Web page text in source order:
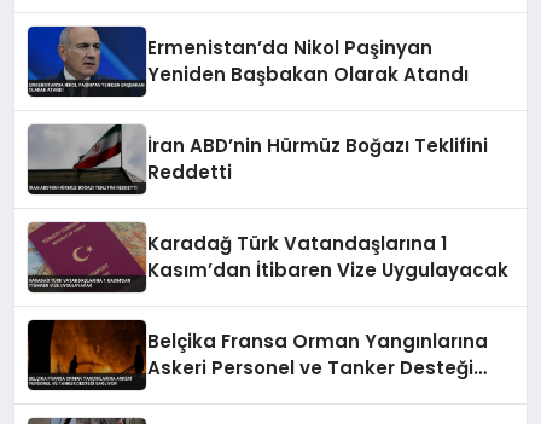
Ermenistan’da Nikol Paşinyan
Yeniden Başbakan Olarak Atandı
İran ABD’nin Hürmüz Boğazı Teklifini
Reddetti
Karadağ Türk Vatandaşlarına 1
Kasım’dan İtibaren Vize Uygulayacak
Belçika Fransa Orman Yangınlarına
Askeri Personel ve Tanker Desteği